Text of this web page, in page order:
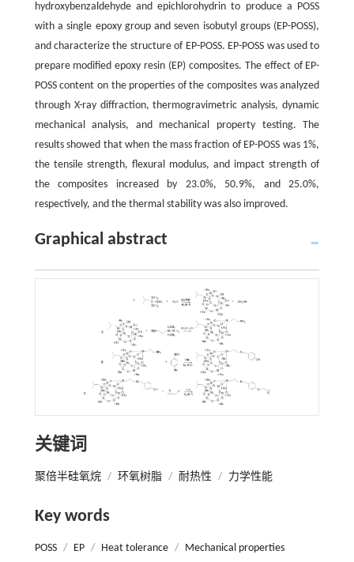
hydroxybenzaldehyde and epichlorohydrin to produce a POSS
with a single epoxy group and seven isobutyl groups (EP-POSS),
and characterize the structure of EP-POSS. EP-POSS was used to
prepare modified epoxy resin (EP) composites. The effect of EP-
POSS content on the properties of the composites was analyzed
through X-ray diffraction, thermogravimetric analysis, dynamic
mechanical analysis, and mechanical property testing. The
results showed that when the mass fraction of EP-POSS was 1%,
the tensile strength, flexural modulus, and impact strength of
the composites increased by 23.0%, 50.9%, and 25.0%,
respectively, and the thermal stability was also improved.
Graphical abstract
关键词
聚倍半硅氧烷 / 环氧树脂 / 耐热性 / 力学性能
Key words
POSS / EP / Heat tolerance / Mechanical properties